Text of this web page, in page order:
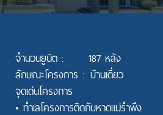
จำนวนยูนิต :
187 หลัง
ลักษณะโครงการ : บ้านเดี่ยว
จุดเด่นโครงการ
• ทำเลโครงการติดกับหาดแม่รำพึง